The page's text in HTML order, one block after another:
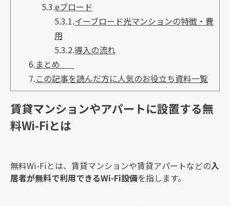
5.3.eブロード
5.3.1.イーブロード光マンションの特徴・費
用
5.3.2.導入の流れ
6.まとめ
7.この記事を読んだ方に人気のお役立ち資料一覧
賃貸マンションやアパートに設置する無
料Wi-Fiとは
無料Wi-Fiとは、賃貸マンションや賃貸アパートなどの入
居者が無料で利用できるWi-Fi設備を指します。